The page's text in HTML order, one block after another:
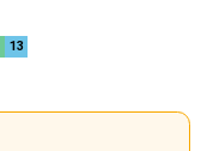
13